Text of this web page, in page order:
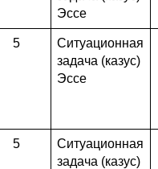
Эссе
5
Ситуационная
задача (казус)
Эссе
5
Ситуационная
задача (казус)